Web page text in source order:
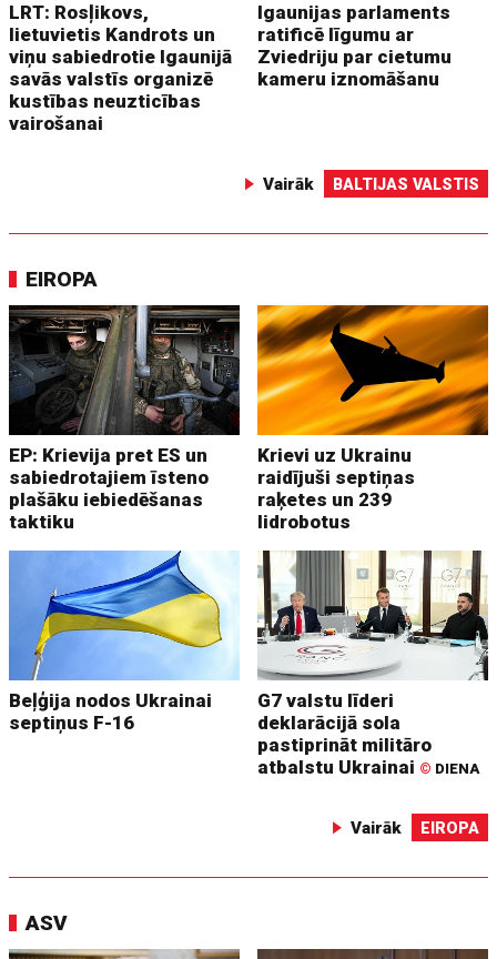
LRT: Rosļikovs,
lietuvietis Kandrots un
viņu sabiedrotie Igaunijā
savās valstīs organizē
kustības neuzticības
vairošanai
Igaunijas parlaments
ratificē līgumu ar
Zviedriju par cietumu
kameru iznomāšanu
Vairāk BALTIJAS VALSTIS
EIROPA
EP: Krievija pret ES un
sabiedrotajiem īsteno
plašāku iebiedēšanas
taktiku
Krievi uz Ukrainu
raidījuši septiņas
raķetes un 239
lidrobotus
Beļģija nodos Ukrainai
septiņus F-16
G7 valstu līderi
deklarācijā sola
pastiprināt militāro
atbalstu Ukrainai © DIENA
Vairāk EIROPA
ASV